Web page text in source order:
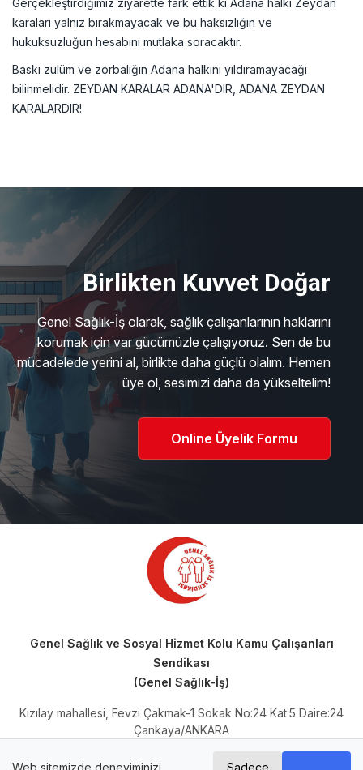
Gerçekleştirdiğimiz ziyarette fark ettik ki Adana halkı Zeydan
karaları yalnız bırakmayacak ve bu haksızlığın ve
hukuksuzluğun hesabını mutlaka soracaktır.
Baskı zulüm ve zorbalığın Adana halkını yıldıramayacağı
bilinmelidir. ZEYDAN KARALAR ADANA'DIR, ADANA ZEYDAN
KARALARDIR!
Birlikten Kuvvet Doğar
Genel Sağlık-İş olarak, sağlık çalışanlarının haklarını
korumak için var gücümüzle çalışıyoruz. Sen de bu
mücadelede yerini al, birlikte daha güçlü olalım. Hemen
üye ol, sesimizi daha da yükseltelim!
Online Üyelik Formu
Genel Sağlık ve Sosyal Hizmet Kolu Kamu Çalışanları
Sendikası
(Genel Sağlık-İş)
Kızılay mahallesi, Fevzi Çakmak-1 Sokak No:24 Kat:5 Daire:24
Çankaya/ANKARA
Mail Adresi:iletisim@genelsaglikis.org.tr
Web sitemizde deneyiminizi Sadece